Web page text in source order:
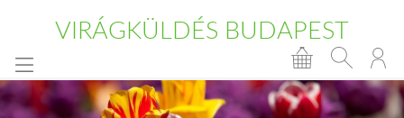
VIRÁGKÜLDÉS BUDAPEST